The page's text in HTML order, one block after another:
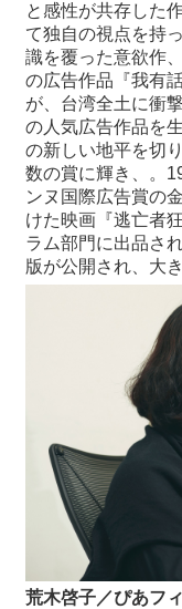
と感性が共存した
て独自の視点を持
識を覆った意欲作
の広告作品『我有
が、台湾全土に衝
の人気広告作品を
の新しい地平を切
数の賞に輝き、。
ンヌ国際広告賞の
けた映画『逃亡者
ラム部門に出品さ
版が公開され、大
荒木啓子／ぴあフ